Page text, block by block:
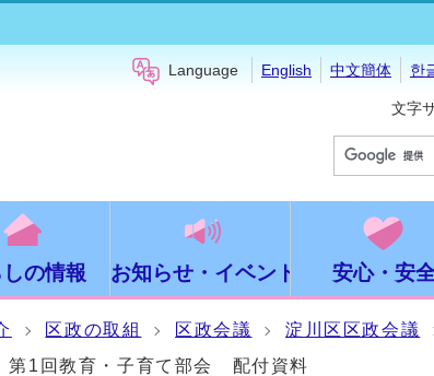
Language English 中文簡体 한
文字
の情報 お知らせ・イベント 安心・安
区政の取組 区政会議
淀川区区政会議
1回教育・子育て部会 配付資料